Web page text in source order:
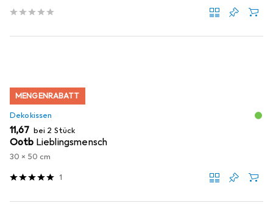
MENGENRABATT
Dekokissen
EUR
11,67 bei 2 Stück
Ootb Lieblingsmensch
30 x 50 cm
1